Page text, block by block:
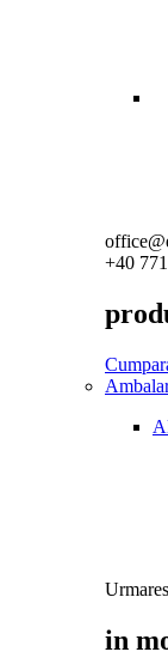
+40
in